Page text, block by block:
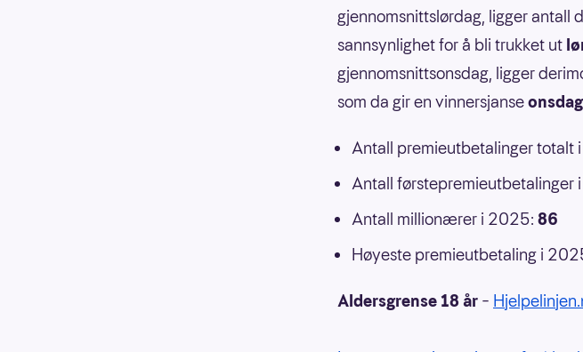
gjennomsnittslørdag, ligger
sannsynlighet for å bli trukket ut
gjennomsnittsonsdag, ligger
som da gir en vinnersjanse
Antall premieutbetalinger totalt
Antall førstepremieutbetalinger
Antall millionærer i 2025: 86
Høyeste premieutbetaling i
Aldersgrense 18 år –